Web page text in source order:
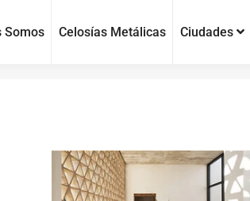
Somos Celosías Metálicas Ciudades